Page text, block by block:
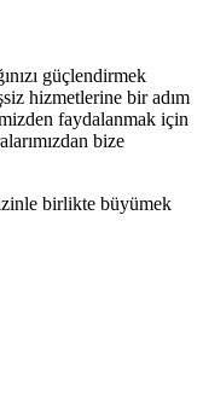
güçlendirmek
hizmetlerine bir adım
faydalanmak için
bize
birlikte büyümek